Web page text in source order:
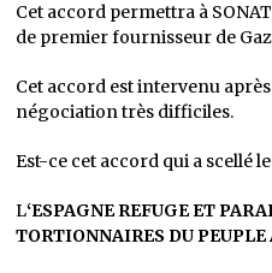
Cet accord permettra à
de premier fournisseur de Gaz
Cet accord est intervenu
négociation très difficiles.
Est-ce cet accord qui a scellé
L‘ESPAGNE REFUGE ET
TORTIONNAIRES DU